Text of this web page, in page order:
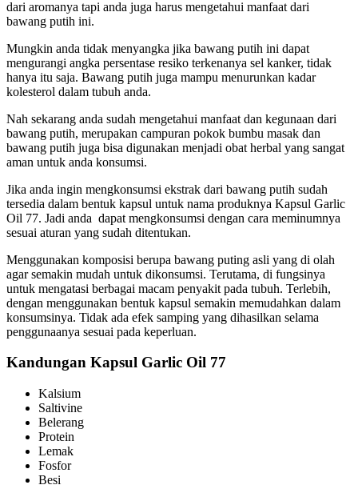
dari aromanya tapi anda juga harus mengetahui manfaat dari
bawang putih ini.
Mungkin anda tidak menyangka jika bawang putih ini dapat
mengurangi angka persentase resiko terkenanya sel kanker, tidak
hanya itu saja. Bawang putih juga mampu menurunkan kadar
kolesterol dalam tubuh anda.
Nah sekarang anda sudah mengetahui manfaat dan kegunaan dari
bawang putih, merupakan campuran pokok bumbu masak dan
bawang putih juga bisa digunakan menjadi obat herbal yang sangat
aman untuk anda konsumsi.
Jika anda ingin mengkonsumsi ekstrak dari bawang putih sudah
tersedia dalam bentuk kapsul untuk nama produknya Kapsul Garlic
Oil 77. Jadi anda dapat mengkonsumsi dengan cara meminumnya
sesuai aturan yang sudah ditentukan.
Menggunakan komposisi berupa bawang puting asli yang di olah
agar semakin mudah untuk dikonsumsi. Terutama, di fungsinya
untuk mengatasi berbagai macam penyakit pada tubuh. Terlebih,
dengan menggunakan bentuk kapsul semakin memudahkan dalam
konsumsinya. Tidak ada efek samping yang dihasilkan selama
penggunaanya sesuai pada keperluan.
Kandungan Kapsul Garlic Oil 77
Kalsium
Saltivine
Belerang
Protein
Lemak
Fosfor
Besi